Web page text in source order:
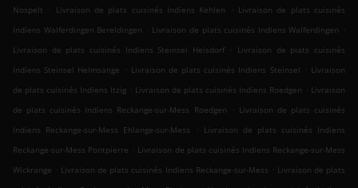
Nospelt
. Livraison de plats cuisinés Indiens Kehlen . Livraison de plats cuisinés
Indiens Walferdingen Bereldingen . Livraison de plats cuisinés Indiens Walferdingen .
Livraison de plats cuisinés Indiens Steinsel Heisdorf . Livraison de plats cuisinés
Indiens Steinsel Helmsange
. Livraison de plats cuisinés Indiens Steinsel . Livraison
de plats cuisinés Indiens Itzig . Livraison de plats cuisinés Indiens Roedgen . Livraison
de plats cuisinés Indiens Reckange-sur-Mess Roedgen
. Livraison de plats cuisinés
Indiens Reckange-sur-Mess Ehlange-sur-Mess
. Livraison de plats cuisinés Indiens
Reckange-sur-Mess Pontpierre . Livraison de plats cuisinés Indiens Reckange-sur-Mess
Wickrange . Livraison de plats cuisinés Indiens Reckange-sur-Mess . Livraison de plats